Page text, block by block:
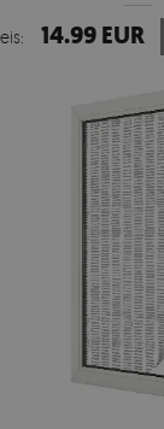
14.99 EUR